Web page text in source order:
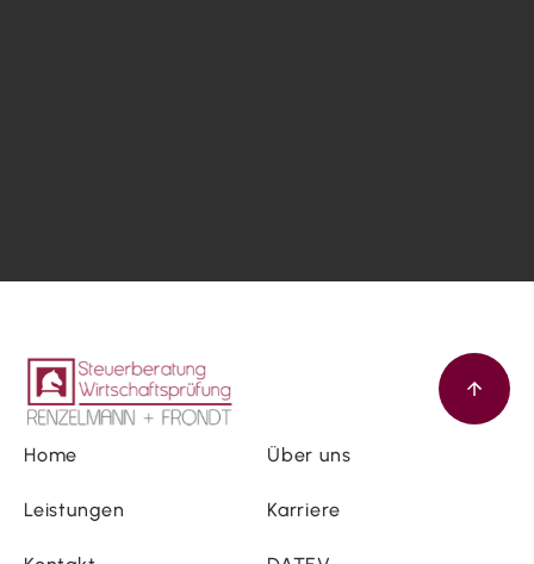
Home Über uns
Leistungen Karriere